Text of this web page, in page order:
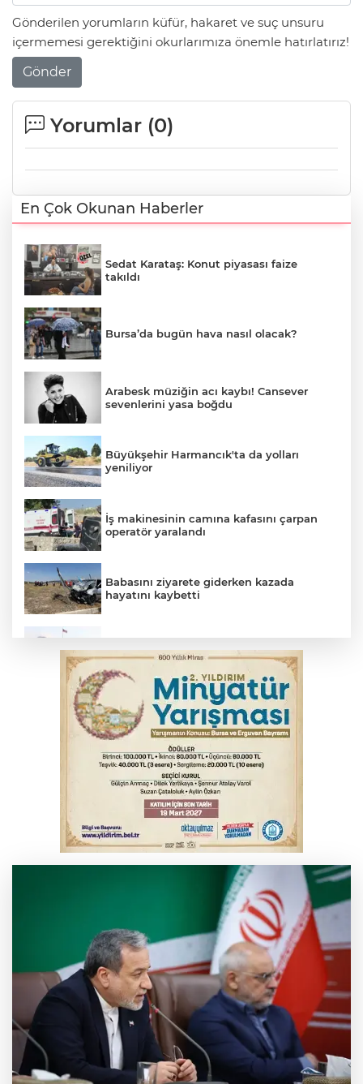
Gönderilen yorumların küfür, hakaret ve suç unsuru
içermemesi gerektiğini okurlarımıza önemle hatırlatırız!
Gönder
Yorumlar (0)
En Çok Okunan Haberler
Sedat Karataş: Konut piyasası faize
takıldı
Bursa’da bugün hava nasıl olacak?
Arabesk müziğin acı kaybı! Cansever
sevenlerini yasa boğdu
Büyükşehir Harmancık'ta da yolları
yeniliyor
İş makinesinin camına kafasını çarpan
operatör yaralandı
Babasını ziyarete giderken kazada
hayatını kaybetti
savaşı
Bursa'da Mustafa Keser'den müzik ve
kahkaha dolu gece
İnegöl'de orman yangını; Havadan ve
karadan müdahale başlatıldı
Bursa'da korkutan kazada 4 yaralı